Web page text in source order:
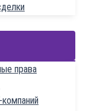
права